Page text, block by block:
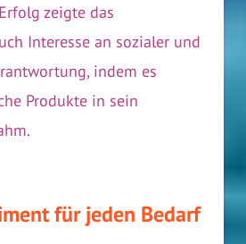
zeigte das
Interesse an sozialer und
indem es
Produkte in sein
für jeden Bedarf